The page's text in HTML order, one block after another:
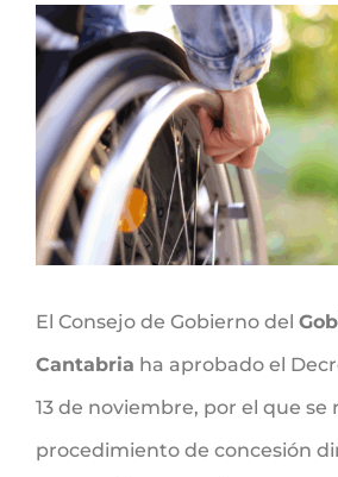
Ver
imagen
más
grande
El Consejo de Gobierno del
Cantabria ha aprobado el
13 de noviembre, por el que se
procedimiento de concesión